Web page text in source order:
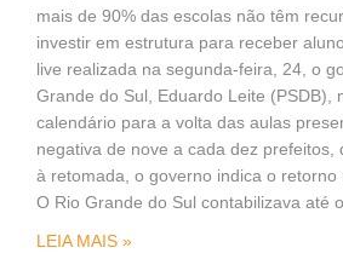
mais de 90% das escolas não têm
investir em estrutura para receber
live realizada na segunda-feira, 24, o
Grande do Sul, Eduardo Leite (PSDB),
calendário para a volta das aulas
negativa de nove a cada dez prefeitos,
à retomada, o governo indica o retorno
O Rio Grande do Sul contabilizava até
LEIA MAIS »